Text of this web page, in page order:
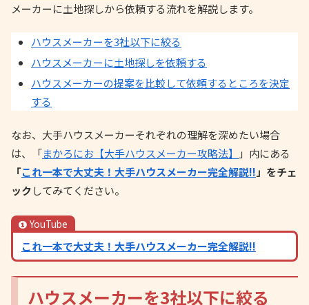
メーカーに土地探しから依頼する流れを解説します。
ハウスメーカーを3社以下に絞る
ハウスメーカーに土地探しを依頼する
ハウスメーカーの提案を比較して依頼するところを決定
する
なお、大手ハウスメーカーそれぞれの理解を深めたい場合
は、「まかろにお【大手ハウスメーカー攻略法】
」内にある
「これ一本で大丈夫！大手ハウスメーカー完全解説!! 」をチェ
ックしてみてください。
YouTube
これ一本で大丈夫！大手ハウスメーカー完全解説!!
ハウスメーカーを3社以下に絞る